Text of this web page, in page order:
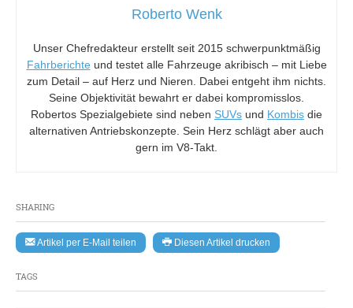
SHARING
Artikel per E-Mail teilen Diesen Artikel drucken
TAGS
Roberto Wenk
Unser Chefredakteur erstellt seit 2015 schwerpunktmäßig
Fahrberichte und testet alle Fahrzeuge akribisch – mit Liebe
zum Detail – auf Herz und Nieren. Dabei entgeht ihm nichts.
Seine Objektivität bewahrt er dabei kompromisslos.
Robertos Spezialgebiete sind neben SUVs und Kombis die
alternativen Antriebskonzepte. Sein Herz schlägt aber auch
gern im V8-Takt.